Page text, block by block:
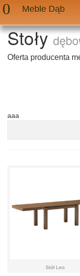
Meble Dąb
Stoły
Oferta producenta
aaa
Stół Leo